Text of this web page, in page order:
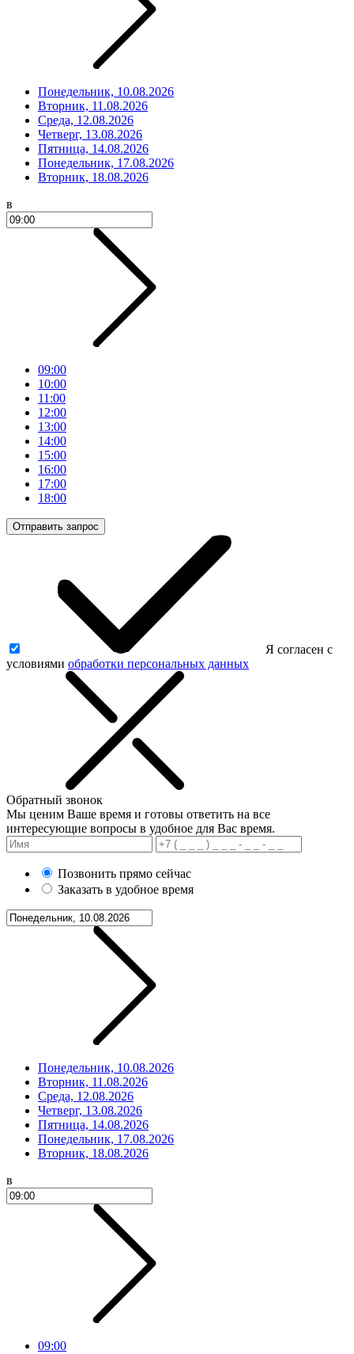
Понедельник, 10.08.2026
Вторник, 11.08.2026
Среда, 12.08.2026
Четверг, 13.08.2026
Пятница, 14.08.2026
Понедельник, 17.08.2026
Вторник, 18.08.2026
в
09:00
10:00
11:00
12:00
13:00
14:00
15:00
16:00
17:00
18:00
Отправить запрос
Я согласен с
условиями обработки персональных данных
Обратный звонок
Мы ценим Ваше время и готовы ответить на все
интересующие вопросы в удобное для Вас время.
Позвонить прямо сейчас
Заказать в удобное время
Понедельник, 10.08.2026
Вторник, 11.08.2026
Среда, 12.08.2026
Четверг, 13.08.2026
Пятница, 14.08.2026
Понедельник, 17.08.2026
Вторник, 18.08.2026
в
09:00